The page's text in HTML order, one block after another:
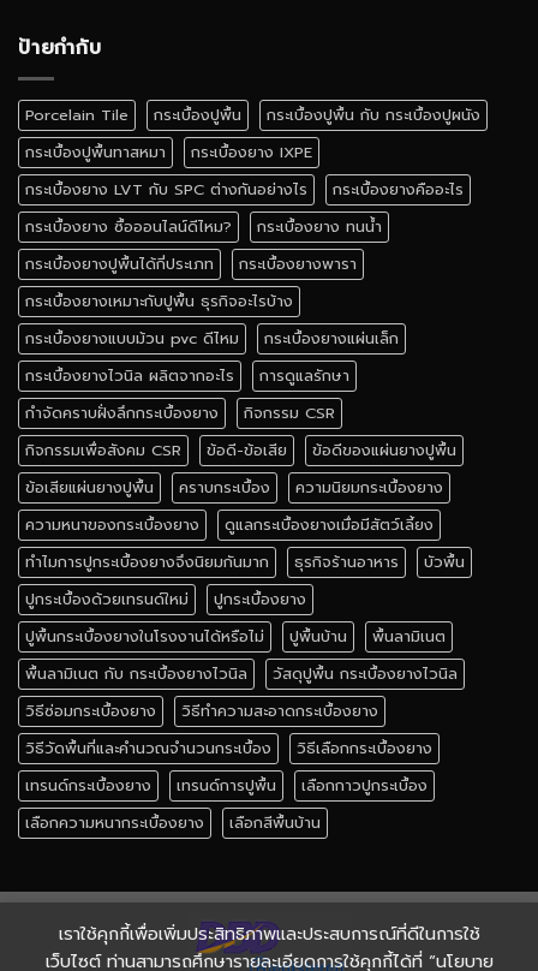
ป้ายกำกับ
Porcelain Tile กระเบื้องปูพื้น
กระเบื้องปูพื้น กับ กระเบื้องปูผนัง
กระเบื้องปูพื้นทาสหมา
กระเบื้องยาง IXPE
กระเบื้องยาง LVT กับ SPC ต่างกันอย่างไร
กระเบื้องยางคืออะไร
กระเบื้องยาง ซื้อออนไลน์ดีไหม?
กระเบื้องยาง ทนน้ำ
กระเบื้องยางปูพื้นได้กี่ประเภท
กระเบื้องยางพารา
กระเบื้องยางเหมาะกับปูพื้น ธุรกิจอะไรบ้าง
กระเบื้องยางแบบม้วน pvc ดีไหม
กระเบื้องยางแผ่นเล็ก
กระเบื้องยางไวนิล ผลิตจากอะไร
การดูแลรักษา
กำจัดคราบฝั่งลึกกระเบื้องยาง
กิจกรรม CSR
กิจกรรมเพื่อสังคม CSR
ข้อดี-ข้อเสีย
ข้อดีของแผ่นยางปูพื้น
ข้อเสียแผ่นยางปูพื้น
คราบกระเบื้อง
ความนิยมกระเบื้องยาง
ความหนาของกระเบื้องยาง
ดูแลกระเบื้องยางเมื่อมีสัตว์เลี้ยง
ทำไมการปูกระเบื้องยางจึงนิยมกันมาก
ธุรกิจร้านอาหาร
บัวพื้น
ปูกระเบื้องด้วยเทรนด์ใหม่
ปูกระเบื้องยาง
ปูพื้นกระเบื้องยางในโรงงานได้หรือไม่
ปูพื้นบ้าน
พื้นลามิเนต
พื้นลามิเนต กับ กระเบื้องยางไวนิล
วัสดุปูพื้น กระเบื้องยางไวนิล
วิธีซ่อมกระเบื้องยาง
วิธีทำความสะอาดกระเบื้องยาง
วิธีวัดพื้นที่และคำนวณจำนวนกระเบื้อง
วิธีเลือกกระเบื้องยาง
เทรนด์กระเบื้องยาง
เทรนด์การปูพื้น
เลือกกาวปูกระเบื้อง
เลือกความหนากระเบื้องยาง
เลือกสีพื้นบ้าน
เราใช้คุกกี้เพื่อเพิ่มประสิทธิภาพและประสบการณ์ที่ดีในการใช้
เว็บไซต์ ท่านสามารถศึกษารายละเอียดการใช้คุกกี้ได้ที่ “นโยบาย